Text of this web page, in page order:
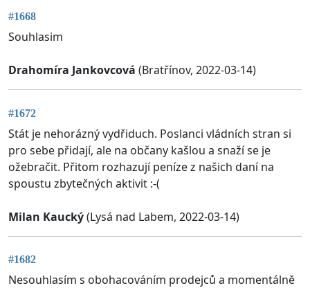
#1668
Souhlasim
Drahomíra Jankovcová (Bratřínov, 2022-03-14)
#1672
Stát je nehorázný vydřiduch. Poslanci vládních stran si
pro sebe přidají, ale na občany kašlou a snaží se je
ožebračit. Přitom rozhazují peníze z našich daní na
spoustu zbytečných aktivit :-(
Milan Kaucký(Lysá nad Labem, 2022-03-14)
#1682
Nesouhlasím s obohacováním prodejců a momentálně